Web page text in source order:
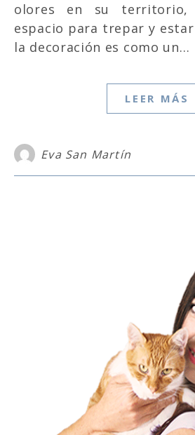
olores en su
espacio para trepar y
la decoración es como un…
LEER MÁS
Eva San Martín